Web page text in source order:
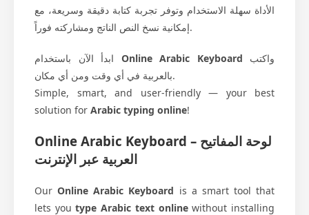
الأداة سهلة الاستخدام وتوفر تجربة كتابة دقيقة وسريعة، مع
إمكانية نسخ النص الناتج ومشاركته فوراً.
Online Arabic Keyboard
بالعربية في أي وقت ومن أي مكان.
Simple, smart, and user-friendly — your best
solution for Arabic typing online!
Online Arabic Keyboard – لوحة المفاتيح
العربية عبر الإنترنت
OurOnline Arabic Keyboard is a smart tool that
lets youtype Arabic text onlinewithout installing